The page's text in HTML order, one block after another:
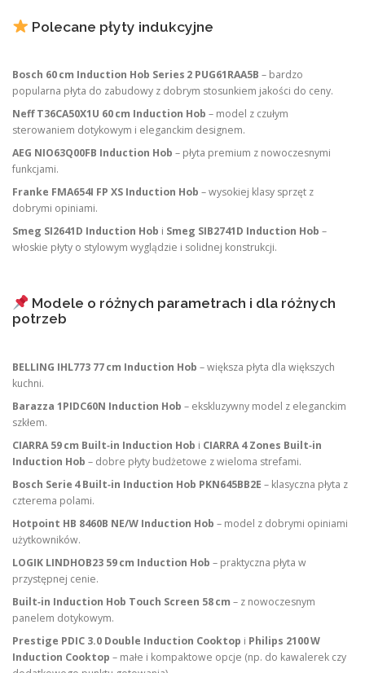
Polecane płyty indukcyjne
Bosch 60 cm Induction Hob Series 2 PUG61RAA5B – bardzo
popularna płyta do zabudowy z dobrym stosunkiem jakości do ceny.
Neff T36CA50X1U 60 cm Induction Hob – model z czułym
sterowaniem dotykowym i eleganckim designem.
AEG NIO63Q00FB Induction Hob – płyta premium z nowoczesnymi
funkcjami.
Franke FMA654I FP XS Induction Hob – wysokiej klasy sprzęt z
dobrymi opiniami.
Smeg SI2641D Induction Hob i Smeg SIB2741D Induction Hob –
włoskie płyty o stylowym wyglądzie i solidnej konstrukcji.
Modele o różnych parametrach i dla różnych
potrzeb
BELLING IHL773 77 cm Induction Hob – większa płyta dla większych
kuchni.
Barazza 1PIDC60N Induction Hob – ekskluzywny model z eleganckim
szkłem.
CIARRA 59 cm Built‑in Induction Hob i CIARRA 4 Zones Built‑in
Induction Hob – dobre płyty budżetowe z wieloma strefami.
Bosch Serie 4 Built‑in Induction Hob PKN645BB2E – klasyczna płyta z
czterema polami.
Hotpoint HB 8460B NE/W Induction Hob – model z dobrymi opiniami
użytkowników.
LOGIK LINDHOB23 59 cm Induction Hob – praktyczna płyta w
przystępnej cenie.
Built‑in Induction Hob Touch Screen 58 cm – z nowoczesnym
panelem dotykowym.
Prestige PDIC 3.0 Double Induction Cooktop i Philips 2100 W
Induction Cooktop – małe i kompaktowe opcje (np. do kawalerek czy